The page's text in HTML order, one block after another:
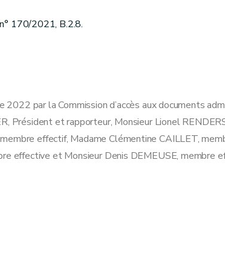
170/2021, B.2.8.
2022 par la Commission d’accès aux documents
Président et rapporteur, Monsieur Lionel
effectif, Madame Clémentine CAILLET,
effective et Monsieur Denis DEMEUSE, membre